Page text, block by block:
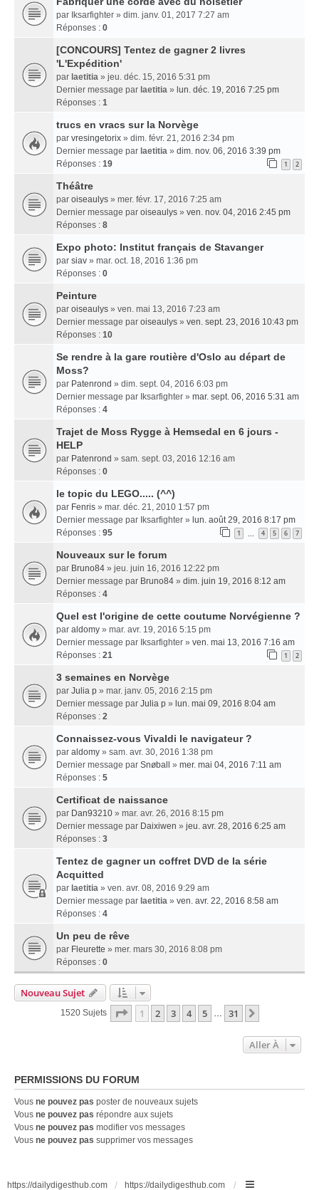
par Iksarfighter » dim. janv. 01, 2017 7:27 am
Réponses : 0
[CONCOURS] Tentez de gagner 2 livres
'L'Expédition'
par laetitia » jeu. déc. 15, 2016 5:31 pm
Dernier message par laetitia » lun. déc. 19, 2016 7:25 pm
Réponses : 1
trucs en vracs sur la Norvège
par vresingetorix » dim. févr. 21, 2016 2:34 pm
Dernier message par laetitia » dim. nov. 06, 2016 3:39 pm
Réponses : 19 1 2
Théâtre
par oiseaulys » mer. févr. 17, 2016 7:25 am
Dernier message par oiseaulys » ven. nov. 04, 2016 2:45 pm
Réponses : 8
Expo photo: Institut français de Stavanger
par siav » mar. oct. 18, 2016 1:36 pm
Réponses : 0
Peinture
par oiseaulys » ven. mai 13, 2016 7:23 am
Dernier message par oiseaulys » ven. sept. 23, 2016 10:43 pm
Réponses : 10
Se rendre à la gare routière d'Oslo au départ de
Moss?
par Patenrond » dim. sept. 04, 2016 6:03 pm
Dernier message par Iksarfighter » mar. sept. 06, 2016 5:31 am
Réponses : 4
Trajet de Moss Rygge à Hemsedal en 6 jours -
HELP
par Patenrond » sam. sept. 03, 2016 12:16 am
Réponses : 0
le topic du LEGO..... (^^)
par Fenris » mar. déc. 21, 2010 1:57 pm
Dernier message par Iksarfighter » lun. août 29, 2016 8:17 pm
Réponses : 95 1 … 4 5 6 7
Nouveaux sur le forum
par Bruno84 » jeu. juin 16, 2016 12:22 pm
Dernier message par Bruno84 » dim. juin 19, 2016 8:12 am
Réponses : 4
Quel est l'origine de cette coutume Norvégienne ?
par aldomy » mar. avr. 19, 2016 5:15 pm
Dernier message par Iksarfighter » ven. mai 13, 2016 7:16 am
Réponses : 21 1 2
3 semaines en Norvège
par Julia p » mar. janv. 05, 2016 2:15 pm
Dernier message par Julia p » lun. mai 09, 2016 8:04 am
Réponses : 2
Connaissez-vous Vivaldi le navigateur ?
par aldomy » sam. avr. 30, 2016 1:38 pm
Dernier message par Snøball » mer. mai 04, 2016 7:11 am
Réponses : 5
Certificat de naissance
par Dan93210 » mar. avr. 26, 2016 8:15 pm
Dernier message par Daixiwen » jeu. avr. 28, 2016 6:25 am
Réponses : 3
Tentez de gagner un coffret DVD de la série
Acquitted
par laetitia » ven. avr. 08, 2016 9:29 am
Dernier message par laetitia » ven. avr. 22, 2016 8:58 am
Réponses : 4
Un peu de rêve
par Fleurette » mer. mars 30, 2016 8:08 pm
Réponses : 0
Nouveau Sujet
1520 Sujets Page 1Sur31
1 2 3 4 5 … 31
Aller À
PERMISSIONS DU FORUM
Vous ne pouvez pas poster de nouveaux sujets
Vous ne pouvez pas répondre aux sujets
Vous ne pouvez pas modifier vos messages
Vous ne pouvez pas supprimer vos messages
https://dailydigesthub.com https://dailydigesthub.com